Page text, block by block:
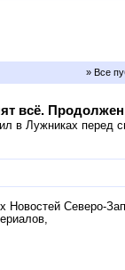
» Все
всё.
в Лужниках перед
Новостей Северо-